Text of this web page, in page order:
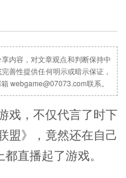
内容，对文章观点和判断保持中
善性提供任何明示或暗示保证，
webgame@07073.com联系。
戏，不仅代言了时下
盟》，竟然还在自己
直播起了游戏。